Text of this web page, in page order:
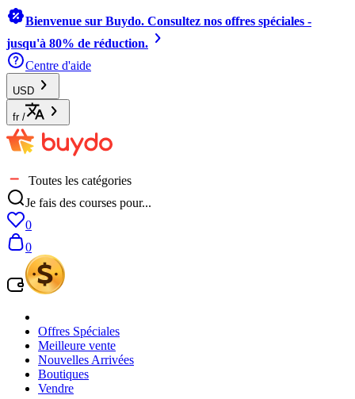
Bienvenue sur Buydo. Consultez nos offres spéciales -
jusqu'à 80% de réduction.
Centre d'aide
USD
fr /
Toutes les catégories
Je fais des courses pour...
0
0
Offres Spéciales
Meilleure vente
Nouvelles Arrivées
Boutiques
Vendre